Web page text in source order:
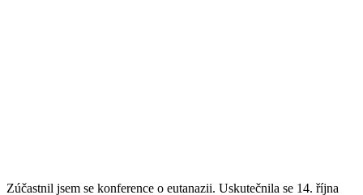
Zúčastnil jsem se konference o eutanazii. Uskutečnila se 14. října